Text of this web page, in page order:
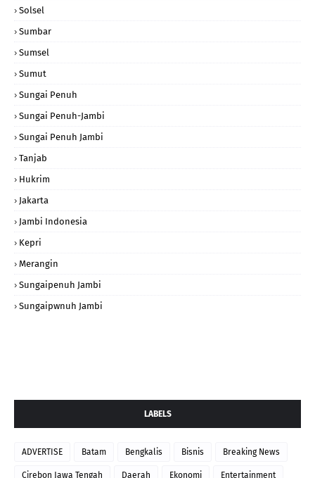
Solsel
Sumbar
Sumsel
Sumut
Sungai Penuh
Sungai Penuh-Jambi
Sungai Penuh Jambi
Tanjab
Hukrim
Jakarta
Jambi Indonesia
Kepri
Merangin
Sungaipenuh Jambi
Sungaipwnuh Jambi
LABELS
ADVERTISE Batam Bengkalis Bisnis Breaking News
Cirebon Jawa Tengah Daerah Ekonomi Entertainment